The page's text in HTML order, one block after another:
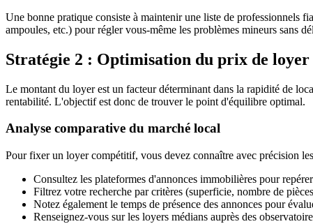
Une bonne pratique consiste à maintenir une liste de professionnels
ampoules, etc.) pour régler vous-même les problèmes mineurs sans
Stratégie 2 : Optimisation du prix de loyer
Le montant du loyer est un facteur déterminant dans la rapidité de
rentabilité. L'objectif est donc de trouver le point d'équilibre optimal.
Analyse comparative du marché local
Pour fixer un loyer compétitif, vous devez connaître avec précision
Consultez les plateformes d'annonces immobilières pour
Filtrez votre recherche par critères (superficie, nombre de
Notez également le temps de présence des annonces pour
Renseignez-vous sur les loyers médians auprès des